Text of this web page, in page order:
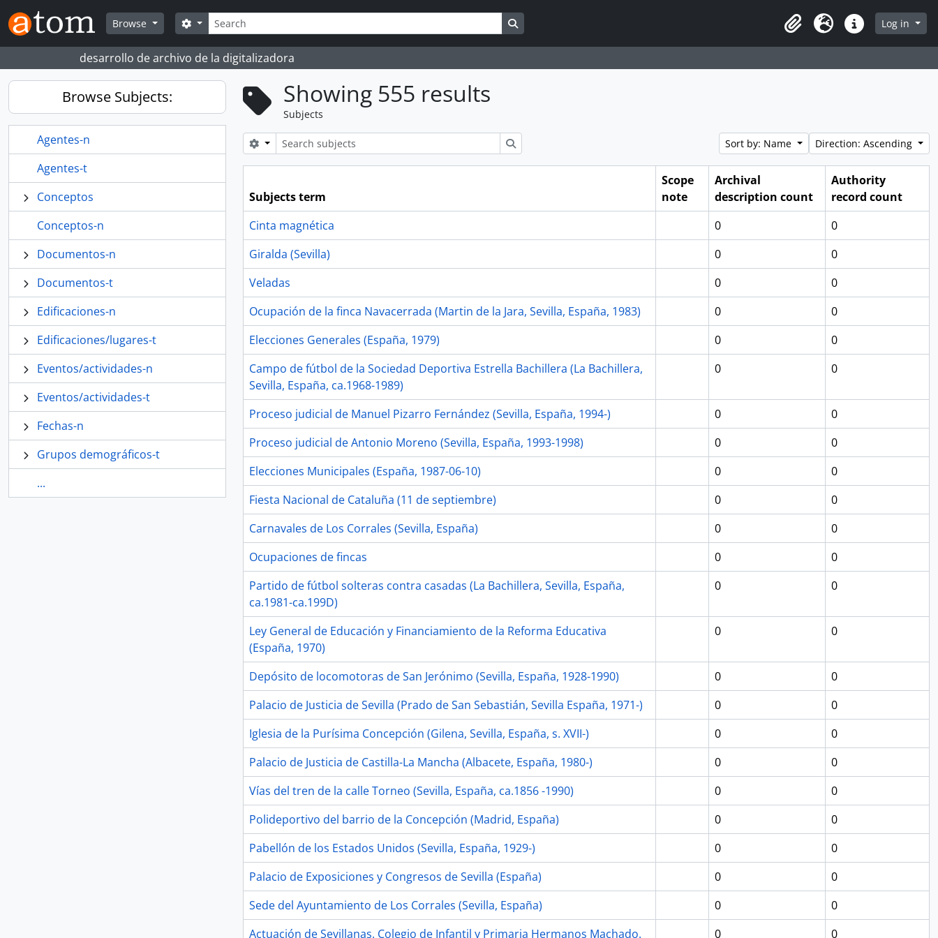
Skip to main content
Browse
Search
Search options
ClipboardLanguageQuick linksLog in
desarrollo de archivo de la digitalizadora
Browse Subjects:
Agentes-n
Agentes-t
Conceptos
Conceptos-n
Documentos-n
Documentos-t
Edificaciones-n
Edificaciones/lugares-t
Eventos/actividades-n
Eventos/actividades-t
Fechas-n
Grupos demográficos-t
...
Showing 555 results
Subjects
Search options Sort by: Name Direction: Ascending
Subjects term
Scope
note
Archival
description count
Authority
record count
Cinta magnética
0
0
Giralda (Sevilla)
0
0
Veladas
0
0
Ocupación de la finca Navacerrada (Martin de la Jara, Sevilla, España, 1983)
0
0
Elecciones Generales (España, 1979)
0
0
Campo de fútbol de la Sociedad Deportiva Estrella Bachillera (La Bachillera,
Sevilla, España, ca.1968-1989)
0 0
Proceso judicial de Manuel Pizarro Fernández (Sevilla, España, 1994-) 0
0
Proceso judicial de Antonio Moreno (Sevilla, España, 1993-1998)
0
0
Elecciones Municipales (España, 1987-06-10)
0
0
Fiesta Nacional de Cataluña (11 de septiembre)
0
0
Carnavales de Los Corrales (Sevilla, España)
0
0
Ocupaciones de fincas
0
0
Partido de fútbol solteras contra casadas (La Bachillera, Sevilla, España,
ca.1981-ca.199D)
0 0
Ley General de Educación y Financiamiento de la Reforma Educativa
(España, 1970)
0 0
Depósito de locomotoras de San Jerónimo (Sevilla, España, 1928-1990) 0
0
Palacio de Justicia de Sevilla (Prado de San Sebastián, Sevilla España, 1971-)
0
0
Iglesia de la Purísima Concepción (Gilena, Sevilla, España, s. XVII-)
0
0
Palacio de Justicia de Castilla-La Mancha (Albacete, España, 1980-)
0
0
Vías del tren de la calle Torneo (Sevilla, España, ca.1856 -1990)
0
0
Polideportivo del barrio de la Concepción (Madrid, España)
0
0
Pabellón de los Estados Unidos (Sevilla, España, 1929-)
0
0
Palacio de Exposiciones y Congresos de Sevilla (España)
0
0
Sede del Ayuntamiento de Los Corrales (Sevilla, España)
0
0
Actuación de Sevillanas. Colegio de Infantil y Primaria Hermanos Machado.
0 0